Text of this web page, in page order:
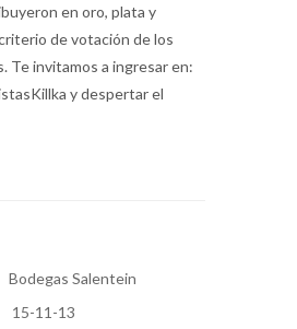
en oro, plata y
de votación de los
Te invitamos a ingresar en:
y despertar el
Bodegas Salentein
15-11-13